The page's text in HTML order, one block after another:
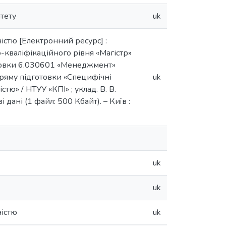
uk
[Електронний ресурс] :
рівня «Магістр»
6.030601 «Менеджмент»
підготовки «Специфічні
/ НТУУ «КПІ» ; уклад. В. В.
дані (1 файл: 500 Кбайт). – Київ :
uk
uk
uk
uk